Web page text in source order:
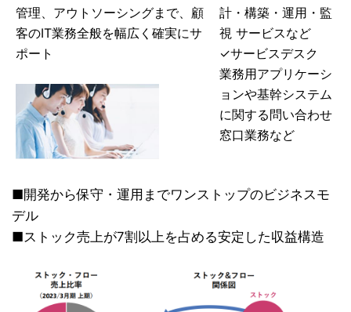
管理、アウトソーシングまで、顧
客のIT業務全般を幅広く確実にサ
ポート
計・構築・運用・監
視 サービスなど
✓サービスデスク
業務用アプリケーシ
ョンや基幹システム
に関する問い合わせ
窓口業務など
■開発から保守・運用までワンストップのビジネスモ
デル
■ストック売上が7割以上を占める安定した収益構造